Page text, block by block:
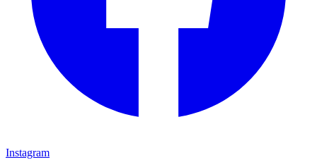
Instagram